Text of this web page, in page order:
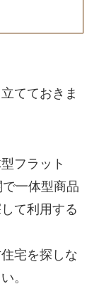
てておきま
フラット
一体型商品
て利用する
宅を探しな
。